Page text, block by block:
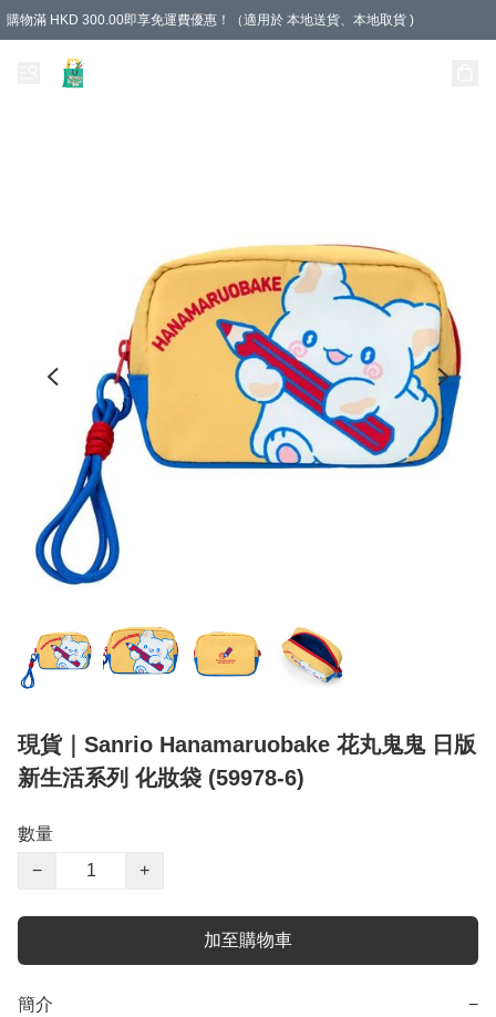
購物滿 HKD 300.00即享免運費優惠！（適用於 本地送貨、本地取貨 )
現貨｜Sanrio Hanamaruobake 花丸鬼鬼 日版
新生活系列 化妝袋 (59978-6)
數量
−
+
加至購物車
簡介 −